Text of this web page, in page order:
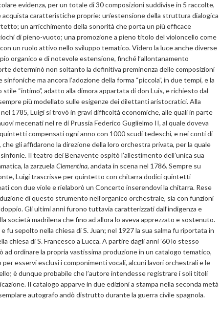
evidenza, per un totale di 30 composizioni suddivise in 5 raccolte,
acquista caratteristiche proprie: un’estensione della struttura dialogica
un arricchimento della sonorità che porta un più efficace
di pieno-vuoto; una promozione a pieno titolo del violoncello come
un ruolo attivo nello sviluppo tematico. Videro la luce anche diverse
organico e di notevole estensione, finché l’allontanamento
determinò non soltanto la definitiva preminenza delle composizioni
sinfoniche ma ancora l’adozione della forma “piccola”, in due tempi, e la
stile “intimo”, adatto alla dimora appartata di don Luis, e richiesto dal
più modellato sulle esigenze dei dilettanti aristocratici. Alla
1785, Luigi si trovò in gravi difficoltà economiche, alle quali in parte
mecenati nel re di Prussia Federico Guglielmo II, al quale doveva
compensati ogni anno con 1000 scudi tedeschi, e nei conti di
gli affidarono la direzione della loro orchestra privata, per la quale
Il teatro dei Benavente ospitò l’allestimento dell’unica sua
la zarzuela Clementina, andata in scena nel 1786. Sempre su
Luigi trascrisse per quintetto con chitarra dodici quintetti
con due viole e rielaborò un Concerto inserendovi la chitarra. Rese
di questo strumento nell’organico orchestrale, sia con funzioni
Gli ultimi anni furono tuttavia caratterizzati dall’indigenza e
società madrilena che fino ad allora lo aveva apprezzato e sostenuto.
fu sepolto nella chiesa di S. Juan; nel 1927 la sua salma fu riportata in
chiesa di S. Francesco a Lucca. A partire dagli anni ’60 lo stesso
ad ordinare la propria vastissima produzione in un catalogo tematico,
esservi esclusi i componimenti vocali, alcuni lavori orchestrali e le
è dunque probabile che l’autore intendesse registrare i soli titoli
Il catalogo apparve in due edizioni a stampa nella seconda metà
autografo andò distrutto durante la guerra civile spagnola.